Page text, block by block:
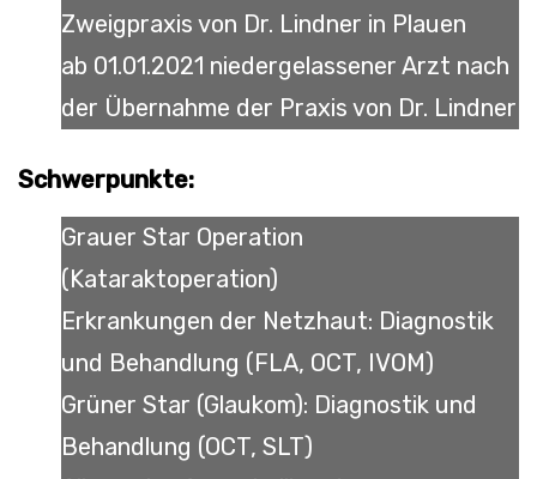
Zweigpraxis von Dr. Lindner in Plauen
ab 01.01.2021 niedergelassener Arzt nach
der Übernahme der Praxis von Dr. Lindner
Schwerpunkte:
Grauer Star Operation
(Kataraktoperation)
Erkrankungen der Netzhaut: Diagnostik
und Behandlung (FLA, OCT, IVOM)
Grüner Star (Glaukom): Diagnostik und
Behandlung (OCT, SLT)